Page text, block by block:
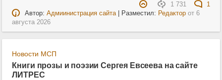
1 731
1
Автор: Адмиинистрация сайта| Разместил: Редакторот 6
августа 2026
Новости МСП
Книги прозы и поэзии Сергея Евсеева на сайте
ЛИТРЕС